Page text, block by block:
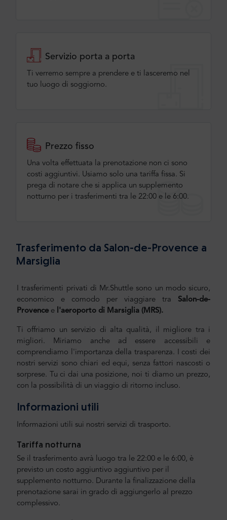
Servizio porta a porta
Ti verremo sempre a prendere e ti lasceremo nel
tuo luogo di soggiorno.
Prezzo fisso
Una volta effettuata la prenotazione non ci sono
costi aggiuntivi. Usiamo solo una tariffa fissa. Si
prega di notare che si applica un supplemento
notturno per i trasferimenti tra le 22:00 e le 6:00.
Trasferimento da Salon-de-Provence a
Marsiglia
I trasferimenti privati di Mr.Shuttle sono un modo sicuro,
economico e comodo per viaggiare tra Salon-de-
Provence e l'aeroporto di Marsiglia (MRS).
Ti offriamo un servizio di alta qualità, il migliore tra i
migliori. Miriamo anche ad essere accessibili e
comprendiamo l'importanza della trasparenza. I costi dei
nostri servizi sono chiari ed equi, senza fattori nascosti o
sorprese. Tu ci dai una posizione, noi ti diamo un prezzo,
con la possibilità di un viaggio di ritorno incluso.
Informazioni utili
Informazioni utili sui nostri servizi di trasporto.
Tariffa notturna
Se il trasferimento avrà luogo tra le 22:00 e le 6:00, è
previsto un costo aggiuntivo aggiuntivo per il
supplemento notturno. Durante la finalizzazione della
prenotazione sarai in grado di aggiungerlo al prezzo
complessivo.